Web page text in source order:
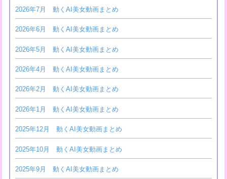
2026年7月 動くAI美女動画まとめ
2026年6月 動くAI美女動画まとめ
2026年5月 動くAI美女動画まとめ
2026年4月 動くAI美女動画まとめ
2026年2月 動くAI美女動画まとめ
2026年1月 動くAI美女動画まとめ
2025年12月 動くAI美女動画まとめ
2025年10月 動くAI美女動画まとめ
2025年9月 動くAI美女動画まとめ